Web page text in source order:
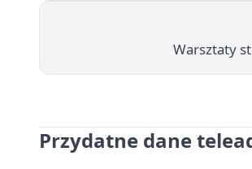
Warsztaty
Przydatne dane